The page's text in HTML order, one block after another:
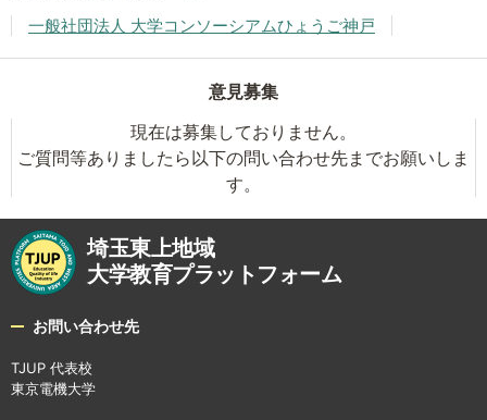
一般社団法人 大学コンソーシアムひょうご神戸
意見募集
現在は募集しておりません。
ご質問等ありましたら以下の問い合わせ先までお願いしま
す。
埼玉東上地域
大学教育プラットフォーム
お問い合わせ先
TJUP 代表校
東京電機大学